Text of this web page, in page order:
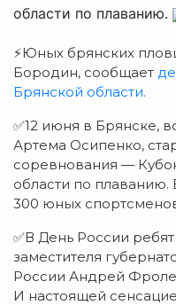
области по плаванию.
⚡Юных брянских
Бородин, сообщает
Брянской области.
✅12 июня в Брянске,
Артема Осипенко,
соревнования —
области по плаванию.
300 юных
✅В День России
заместителя
России Андрей
И настоящей